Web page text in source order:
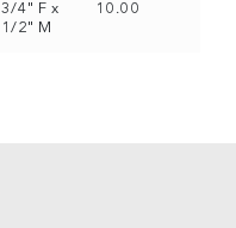
3/4" F x
1/2" M
10.00